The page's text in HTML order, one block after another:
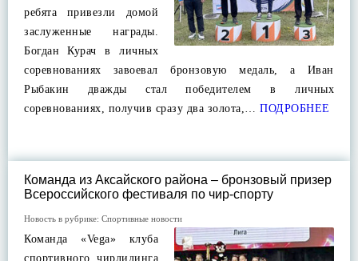
ребята привезли домой
заслуженные награды.
Богдан Курач в личных
соревнованиях завоевал бронзовую медаль, а Иван
Рыбакин дважды стал победителем в личных
соревнованиях, получив сразу два золота,… ПОДРОБНЕЕ
Команда из Аксайского района – бронзовый призер
Всероссийского фестиваля по чир-спорту
Новость в рубрике: Спортивные новости
Команда «Vega» клуба
спортивного чирлидинга